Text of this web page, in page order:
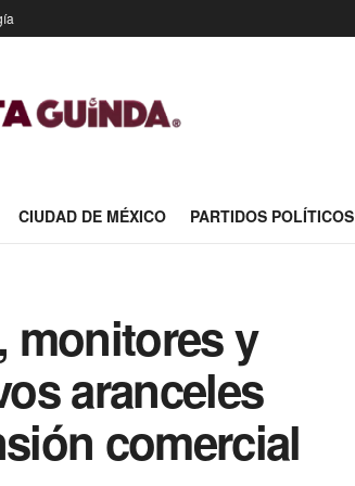
CIUDAD DE MÉXICO PARTIDOS POLÍTICOS
monitores y
aranceles
comercial